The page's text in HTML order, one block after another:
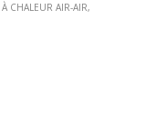
CHALEUR AIR-AIR